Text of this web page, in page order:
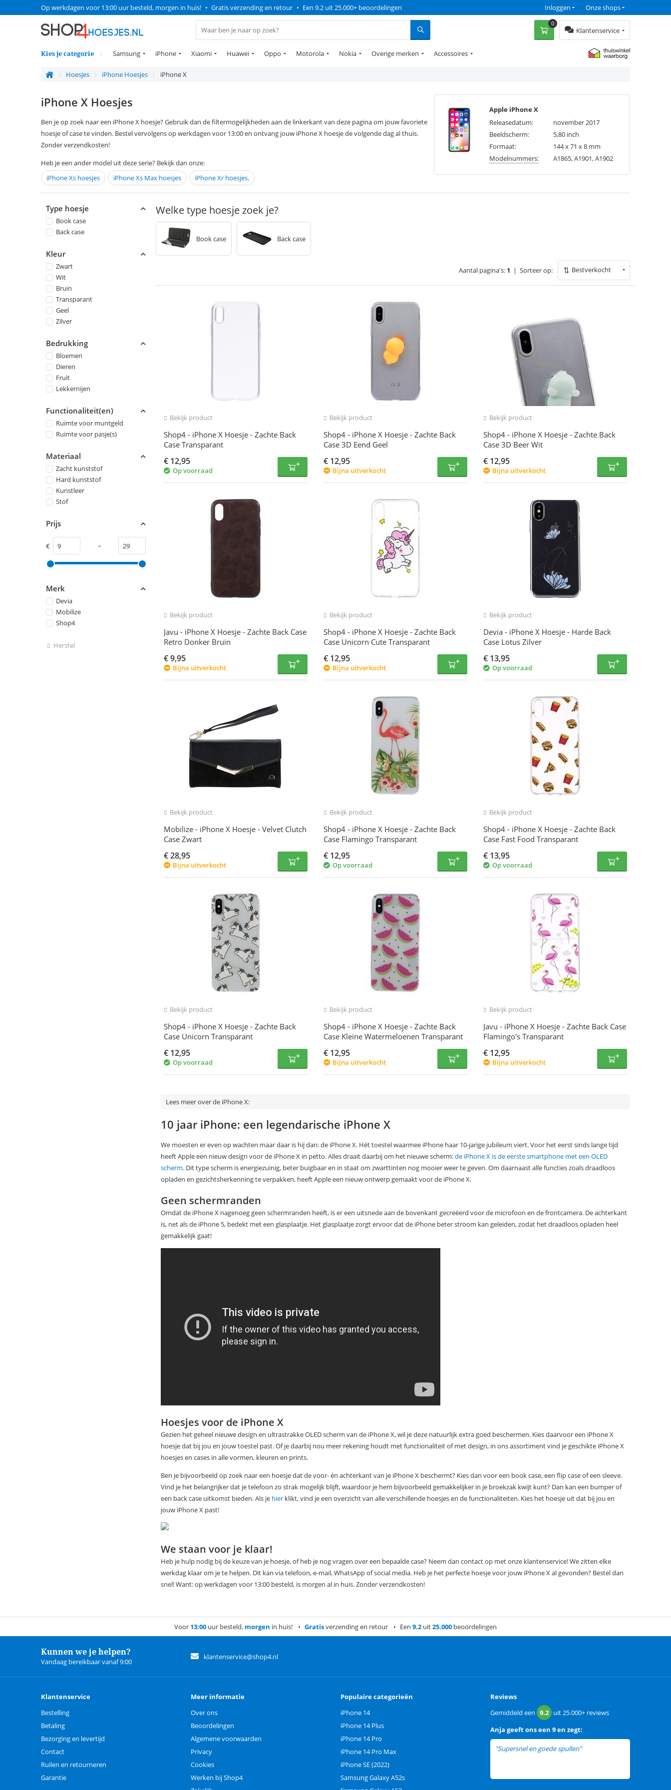
Op werkdagen voor 13:00 uur besteld, morgen in huis! • Gratis verzending en retour • Een 9.2 uit 25.000+ beoordelingen Onze shops
Inloggen
Klantenservice
0
Kies je categorie Samsung iPhone Xiaomi Huawei Oppo Motorola Nokia Overige merken Accessoires
Hoesjes iPhone Hoesjes iPhone X
iPhone X Hoesjes
Ben je op zoek naar een iPhone X hoesje? Gebruik dan de filtermogelijkheden aan de linkerkant van deze pagina om jouw favoriete
hoesje of case te vinden. Bestel vervolgens op werkdagen voor 13:00 en ontvang jouw iPhone X hoesje de volgende dag al thuis.
Zonder verzendkosten!
Heb je een ander model uit deze serie? Bekijk dan onze:
iPhone Xs hoesjes
iPhone Xs Max hoesjes iPhone Xr hoesjes.
Apple iPhone X
Releasedatum:
november 2017
Beeldscherm:
5,80 inch
Formaat:
144 x 71 x 8 mm
Modelnummers:
A1865, A1901, A1902
Type hoesje
Book case
Back case
Kleur
Zwart
Wit
Bruin
Transparant
Geel
Zilver
Bedrukking
Bloemen
Dieren
Fruit
Lekkernijen
Functionaliteit(en)
Ruimte voor muntgeld
Ruimte voor pasje(s)
Materiaal
Zacht kunststof
Hard kunststof
Kunstleer
Stof
Prijs
€ –
Merk
Devia
Mobilize
Shop4
Herstel
Welke type hoesje zoek je?
Book case Back case
Sorteer op: Bestverkocht
Aantal pagina's: 1 |
Bekijk product
Shop4 - iPhone X Hoesje - Zachte Back
Case Transparant
€ 12,95
Op voorraad
Bekijk product
Shop4 - iPhone X Hoesje - Zachte Back
Case 3D Eend Geel
€ 12,95
Bijna uitverkocht
Bekijk product
Shop4 - iPhone X Hoesje - Zachte Back
Case 3D Beer Wit
€ 12,95
Bijna uitverkocht
Bekijk product
Javu - iPhone X Hoesje - Zachte Back Case
Retro Donker Bruin
€9,95
Bijna uitverkocht
Bekijk product
Shop4 - iPhone X Hoesje - Zachte Back
Case Unicorn Cute Transparant
€ 12,95
Bijna uitverkocht
Bekijk product
Devia - iPhone X Hoesje - Harde Back
Case Lotus Zilver
€ 13,95
Op voorraad
Bekijk product
Mobilize - iPhone X Hoesje - Velvet Clutch
Case Zwart
€28,95
Bijna uitverkocht
Bekijk product
Shop4 - iPhone X Hoesje - Zachte Back
Case Flamingo Transparant
€ 12,95
Op voorraad
Bekijk product
Shop4 - iPhone X Hoesje - Zachte Back
Case Fast Food Transparant
€ 13,95
Op voorraad
Bekijk product
Shop4 - iPhone X Hoesje - Zachte Back
Case Unicorn Transparant
€ 12,95
Op voorraad
Bekijk product
Shop4 - iPhone X Hoesje - Zachte Back
Case Kleine Watermeloenen Transparant
€ 12,95
Bijna uitverkocht
Bekijk product
Javu - iPhone X Hoesje - Zachte Back Case
Flamingo's Transparant
€ 12,95
Bijna uitverkocht
Lees meer over de iPhone X:
10 jaar iPhone: een legendarische iPhone X
We moesten er even op wachten maar daar is hij dan: de iPhone X. Hét toestel waarmee iPhone haar 10-jarige jubileum viert. Voor het eerst sinds lange tijd
heeft Apple een nieuw design voor de iPhone X in petto. Alles draait daarbij om het nieuwe scherm:de iPhone X is de eerste smartphone met een OLED
scherm. Dit type scherm is energiezuinig, beter buigbaar en in staat om zwarttinten nog mooier weer te geven. Om daarnaast alle functies zoals draadloos
opladen en gezichtsherkenning te verpakken, heeft Apple een nieuw ontwerp gemaakt voor de iPhone X.
Geen schermranden
Omdat de iPhone X nagenoeg geen schermranden heeft, is er een uitsnede aan de bovenkant gecreëerd voor de microfoon en de frontcamera. De achterkant
is, net als de iPhone 5, bedekt met een glasplaatje. Het glasplaatje zorgt ervoor dat de iPhone beter stroom kan geleiden, zodat het draadloos opladen heel
gemakkelijk gaat!
Hoesjes voor de iPhone X
Gezien het geheel nieuwe design en ultrastrakke OLED scherm van de iPhone X, wil je deze natuurlijk extra goed beschermen. Kies daarvoor een iPhone X
hoesje dat bij jou en jouw toestel past. Of je daarbij nou meer rekening houdt met functionaliteit of met design, in ons assortiment vind je geschikte iPhone X
hoesjes en cases in alle vormen, kleuren en prints.
Ben je bijvoorbeeld op zoek naar een hoesje dat de voor- én achterkant van je iPhone X beschermt? Kies dan voor een book case, een flip case of een sleeve.
Vind je het belangrijker dat je telefoon zo strak mogelijk blijft, waardoor je hem bijvoorbeeld gemakkelijker in je broekzak kwijt kunt? Dan kan een bumper of
een back case uitkomst bieden. Als je hier klikt, vind je een overzicht van alle verschillende hoesjes en de functionaliteiten. Kies het hoesje uit dat bij jou en
jouw iPhone X past!
We staan voor je klaar!
Heb je hulp nodig bij de keuze van je hoesje, of heb je nog vragen over een bepaalde case? Neem dan contact op met onze klantenservice! We zitten elke
werkdag klaar om je te helpen. Dit kan via telefoon, e-mail, WhatsApp of social media. Heb je het perfecte hoesje voor jouw iPhone X al gevonden? Bestel dan
snel! Want: op werkdagen voor 13:00 besteld, is morgen al in huis. Zonder verzendkosten!
Voor 13:00 uur besteld, morgen in huis! Gratisverzending en retour Een 9.2 uit25.000 beoordelingen
Kunnen we je helpen?
Vandaag bereikbaar vanaf 9:00
klantenservice@shop4.nl
Klantenservice
Bestelling
Betaling
Bezorging en levertijd
Contact
Ruilen en retourneren
Garantie
Meer informatie
Over ons
Beoordelingen
Algemene voorwaarden
Privacy
Cookies
Werken bij Shop4
Populaire categorieën
iPhone 14
iPhone 14 Plus
iPhone 14 Pro
iPhone 14 Pro Max
iPhone SE (2022)
Samsung Galaxy A52s
Reviews
Gemiddeld een 9.2 uit25.000+ reviews
Anja geeft ons een 9 en zegt:
"Supersnel en goede spullen"